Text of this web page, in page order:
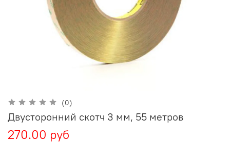
(0)
Двусторонний скотч 3 мм, 55 метров
270.00 руб